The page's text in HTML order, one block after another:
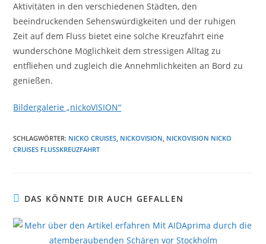
Aktivitäten in den verschiedenen Städten, den
beeindruckenden Sehenswürdigkeiten und der ruhigen
Zeit auf dem Fluss bietet eine solche Kreuzfahrt eine
wunderschöne Möglichkeit dem stressigen Alltag zu
entfliehen und zugleich die Annehmlichkeiten an Bord zu
genießen.
Bildergalerie „nickoVISION“
SCHLAGWÖRTER: NICKO CRUISES, NICKOVISION, NICKOVISION NICKO
CRUISES FLUSSKREUZFAHRT
DAS KÖNNTE DIR AUCH GEFALLEN